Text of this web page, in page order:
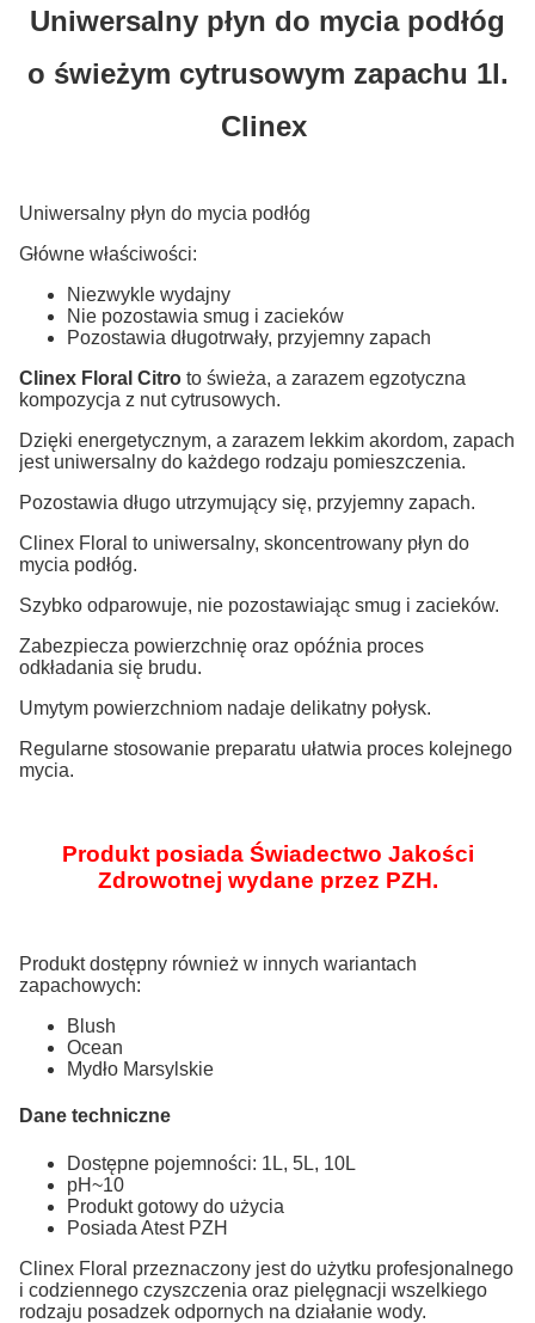
Uniwersalny płyn do mycia podłóg
o świeżym cytrusowym zapachu 1l.
Clinex
Uniwersalny płyn do mycia podłóg
Główne właściwości:
Niezwykle wydajny
Nie pozostawia smug i zacieków
Pozostawia długotrwały, przyjemny zapach
Clinex Floral Citro to świeża, a zarazem egzotyczna
kompozycja z nut cytrusowych.
Dzięki energetycznym, a zarazem lekkim akordom, zapach
jest uniwersalny do każdego rodzaju pomieszczenia.
Pozostawia długo utrzymujący się, przyjemny zapach.
Clinex Floral to uniwersalny, skoncentrowany płyn do
mycia podłóg.
Szybko odparowuje, nie pozostawiając smug i zacieków.
Zabezpiecza powierzchnię oraz opóźnia proces
odkładania się brudu.
Umytym powierzchniom nadaje delikatny połysk.
Regularne stosowanie preparatu ułatwia proces kolejnego
mycia.
Produkt posiada Świadectwo Jakości
Zdrowotnej wydane przez PZH.
Produkt dostępny również w innych wariantach
zapachowych:
Blush
Ocean
Mydło Marsylskie
Dane techniczne
Dostępne pojemności: 1L, 5L, 10L
pH~10
Produkt gotowy do użycia
Posiada Atest PZH
Clinex Floral przeznaczony jest do użytku profesjonalnego
i codziennego czyszczenia oraz pielęgnacji wszelkiego
rodzaju posadzek odpornych na działanie wody.